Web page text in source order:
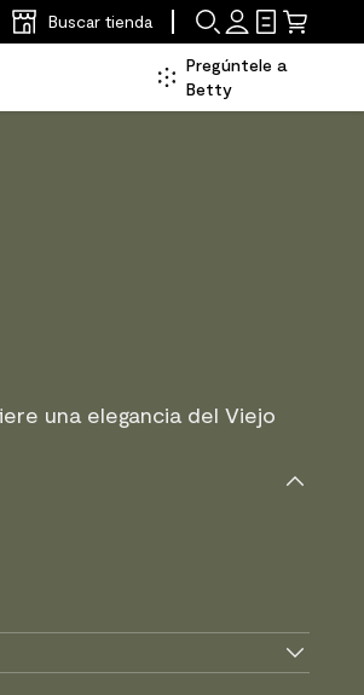
Buscar tienda
Pregúntele a
Betty
una elegancia del Viejo